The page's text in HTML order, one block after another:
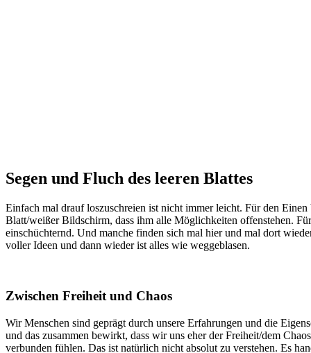
Segen und Fluch des leeren Blattes
Einfach mal drauf loszuschreien ist nicht immer leicht. Für den Einen
Blatt/weißer Bildschirm, dass ihm alle Möglichkeiten offenstehen.
einschüchternd. Und manche finden sich mal hier und mal dort
voller Ideen und dann wieder ist alles wie weggeblasen.
Zwischen Freiheit und Chaos
Wir Menschen sind geprägt durch unsere Erfahrungen und die
und das zusammen bewirkt, dass wir uns eher der Freiheit/dem
verbunden fühlen. Das ist natürlich nicht absolut zu verstehen. Es